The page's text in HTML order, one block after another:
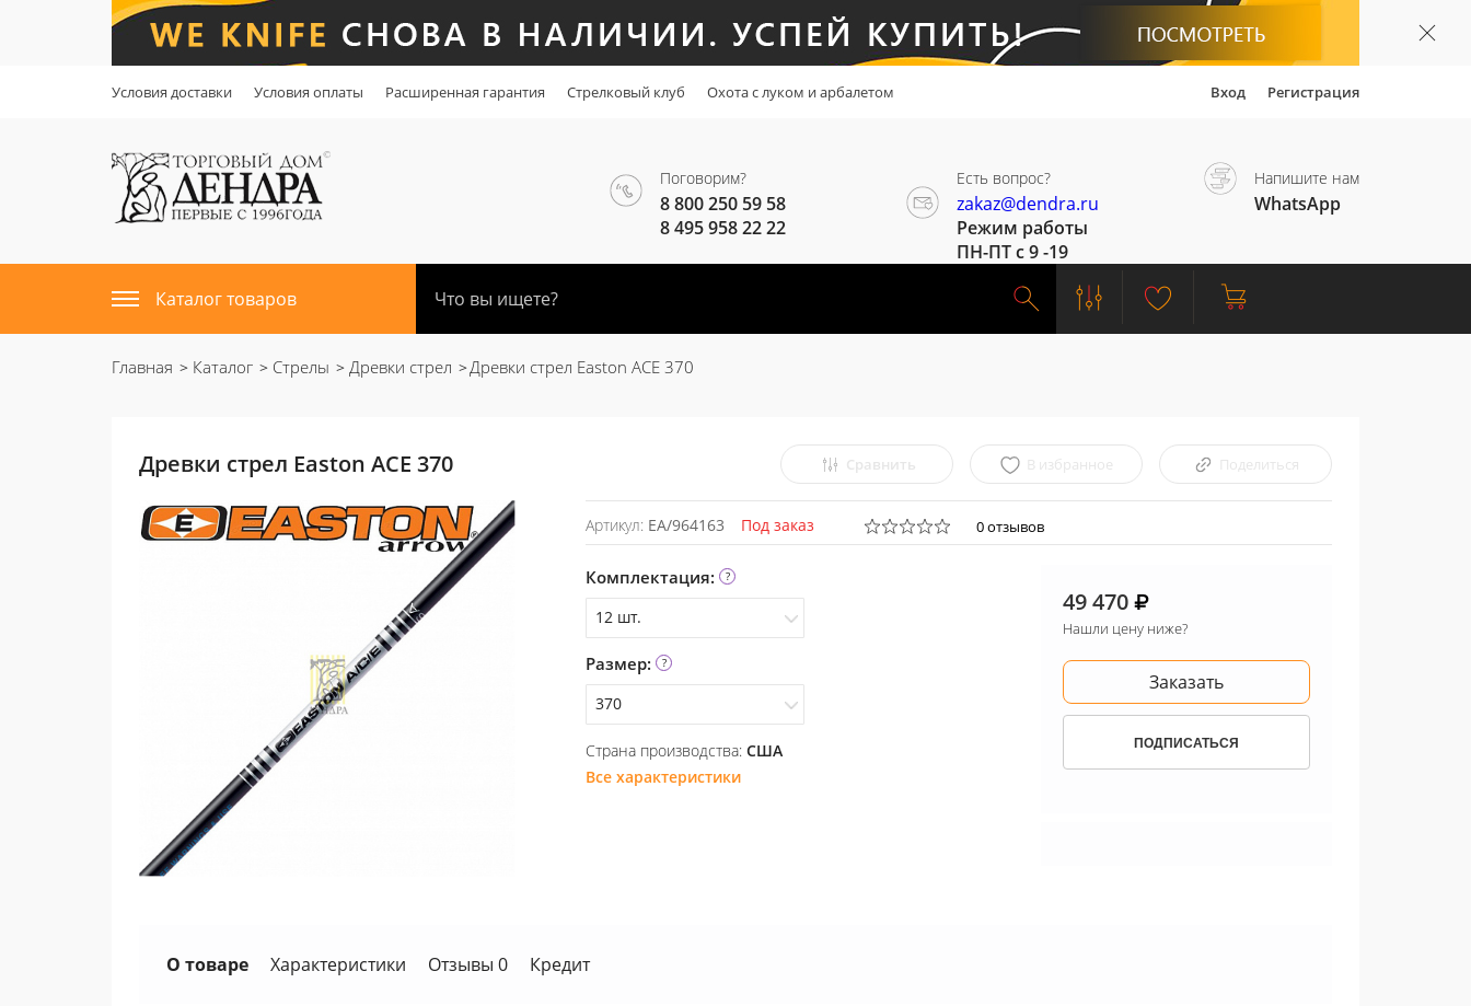
Условия доставки Условия оплаты Расширенная гарантия Стрелковый клуб Охота с луком и арбалетом Вход Регистрация
Поговорим?
8 800 250 59 58
8 495 958 22 22
Есть вопрос?
zakaz@dendra.ru
Режим работы
ПН-ПТ с 9 -19
Напишите нам
WhatsApp
Каталог товаров
Главная Каталог Стрелы Древки стрел Древки стрел Easton ACE 370
Древки стрел Easton ACE 370 Сравнить В избранное Поделиться
Артикул: EA/964163 Под заказ 0 отзывов
Комплектация:
12 шт.
12 шт.
Размер:
370
370
Страна производства:США
Все характеристики
49 470
Нашли цену ниже?
Заказать
ПОДПИСАТЬСЯ
О товаре Характеристики Отзывы 0 Кредит